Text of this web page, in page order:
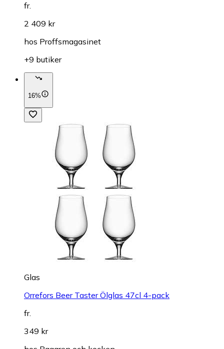
fr.
2 409 kr
hos Proffsmagasinet
+9 butiker
16%
Glas
Orrefors Beer Taster Ölglas 47cl 4-pack
fr.
349 kr